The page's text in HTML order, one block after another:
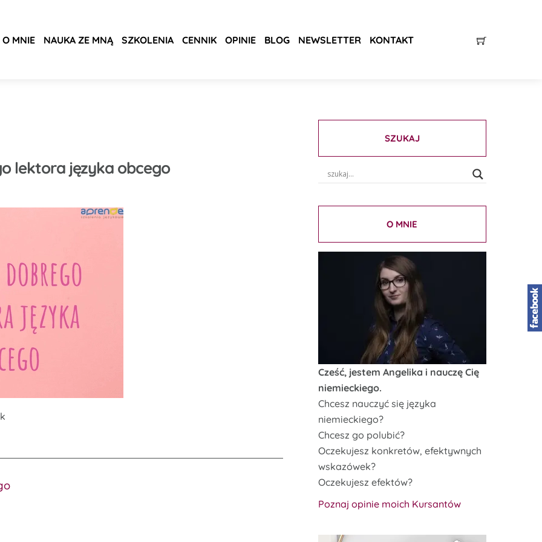
O MNIE NAUKA ZE MNĄ SZKOLENIA CENNIK OPINIE BLOG NEWSLETTER KONTAKT
lektora języka obcego
SZUKAJ
O MNIE
Cześć, jestem Angelika i nauczę Cię
niemieckiego.
Chcesz nauczyć się języka
niemieckiego?
Chcesz go polubić?
Oczekujesz konkretów, efektywnych
wskazówek?
Oczekujesz efektów?
Poznaj opinie moich Kursantów